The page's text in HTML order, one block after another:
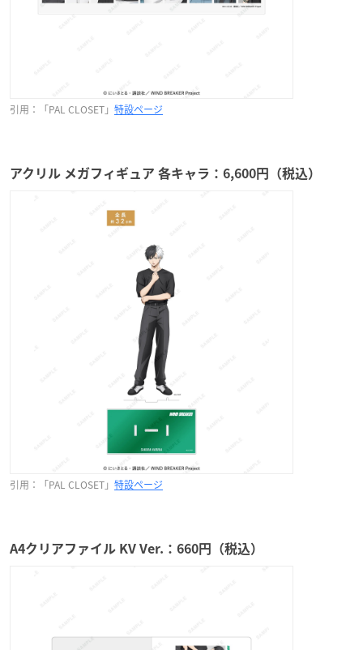
引用：「PAL CLOSET」 特設ページ
アクリル メガフィギュア 各キャラ：6,600円（税込）
引用：「PAL CLOSET」 特設ページ
A4クリアファイル KV Ver.：660円（税込）